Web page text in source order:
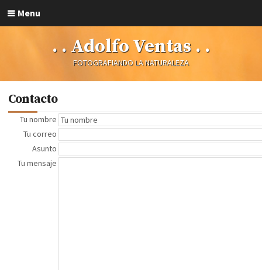
Menu
. . Adolfo Ventas . .
FOTOGRAFIANDO LA NATURALEZA
Contacto
Tu nombre
Tu correo
Asunto
Tu mensaje